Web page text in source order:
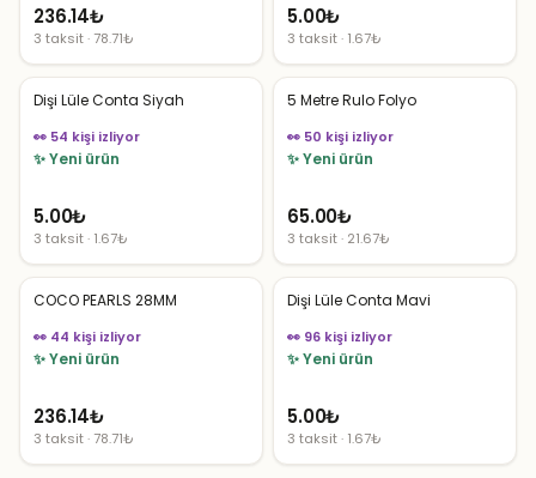
236.14₺
3 taksit · 78.71₺
5.00₺
3 taksit · 1.67₺
Dişi Lüle Conta Siyah
👀 54 kişi izliyor
✨ Yeni ürün
5.00₺
3 taksit · 1.67₺
5 Metre Rulo Folyo
👀 50 kişi izliyor
✨ Yeni ürün
65.00₺
3 taksit · 21.67₺
COCO PEARLS 28MM
👀 44 kişi izliyor
✨ Yeni ürün
236.14₺
3 taksit · 78.71₺
Dişi Lüle Conta Mavi
👀 96 kişi izliyor
✨ Yeni ürün
5.00₺
3 taksit · 1.67₺